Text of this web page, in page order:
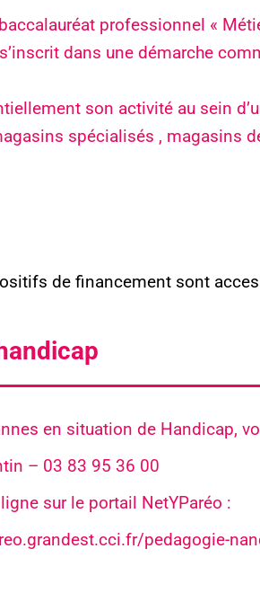
professionnel «
dans une démarche
son activité au sein
spécialisés , magasins
de financement sont
en situation de Handicap,
– 03 83 95 36 00
sur le portail NetYParéo :
pedagogie-